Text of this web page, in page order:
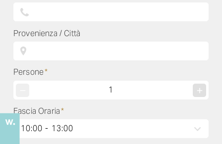
Provenienza / Città
Persone*
Fascia Oraria*